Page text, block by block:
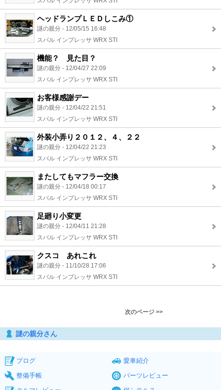
ヘッドランプＬＥＤしこみ①
謎の親分 - 12/05/15 16:48
スバル インプレッサ WRX STI
機能？ 見た目？
謎の親分 - 12/04/27 22:09
スバル インプレッサ WRX STI
お客様感謝デー
謎の親分 - 12/04/22 21:51
スバル インプレッサ WRX STI
外装小弄り２０１２、４、２２
謎の親分 - 12/04/22 21:23
スバル インプレッサ WRX STI
またしてもマフラー交換
謎の親分 - 12/04/18 00:17
スバル インプレッサ WRX STI
足廻り小変更
謎の親分 - 12/04/11 21:28
スバル インプレッサ WRX STI
クスコ あれこれ
謎の親分 - 11/10/28 17:06
スバル インプレッサ WRX STI
次のページ >>
謎の親分さん
ブログ
愛車紹介
整備手帳
パーツレビュー